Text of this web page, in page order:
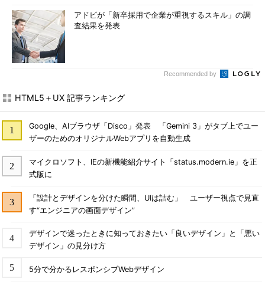
アドビが「新卒採用で企業が重視するスキル」の調
査結果を発表
Recommended by
HTML5＋UX 記事ランキング
Google、AIブラウザ「Disco」発表 「Gemini 3」がタブ上でユー
ザーのためのオリジナルWebアプリを自動生成
マイクロソフト、IEの新機能紹介サイト「status.modern.ie」を正
式版に
「設計とデザインを分けた瞬間、UIは詰む」 ユーザー視点で見直
す“エンジニアの画面デザイン”
デザインで迷ったときに知っておきたい「良いデザイン」と「悪い
デザイン」の見分け方
5分で分かるレスポンシブWebデザイン